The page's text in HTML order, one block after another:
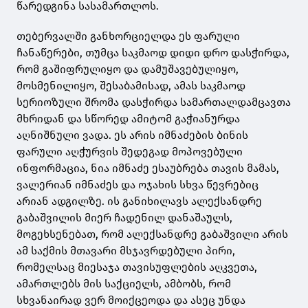
წარედგინა სასამართლოს.
თებერვალში განხორციელდა ეს ფარული
ჩანაწერები, თუმცა საკმაოდ დიდი დრო დასჭირდა,
რომ გაშიფრულიყო და დამუშავებულიყო,
მოსმენილიყო, შესაბამისად, ამას საკმაოდ
სერიოზული შრომა დასჭირდა სამართალდამცავთა
მხრიდან და სწორედ ამიტომ გაჭიანურდა
აღნიშნული ვადა. ეს არის იმნაძების ბინის
ფარული აღჭურვის შედეგად მოპოვებული
ინფორმაცია, ნია იმნაძე ესაუბრება თავის მამას,
ვალერიან იმნაძეს და ოჯახის სხვა წევრებიც
არიან ადგილზე. ის განიხილავს ალექსანდრე
გაბაშვილის მიერ ჩადენილ დანაშაულს,
მოგეხსენებათ, რომ ალექსანდრე გაბაშვილი არის
ამ საქმის მთავარი მსჯავრდებული პირი,
რომელსაც მიესაჯა თავისუფლების აღკვეთა,
ამართლებს მის საქციელს, ამბობს, რომ
სხვანაირად ვერ მოიქცეოდა და ასეც უნდა